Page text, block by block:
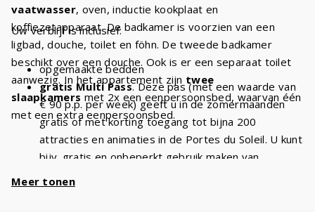
vaatwasser, oven, inductie kookplaat en
koffiezetapparaat. De badkamer is voorzien van een
ligbad, douche, toilet en föhn. De tweede badkamer
beschikt over een douche. Ook is er een separaat toilet
aanwezig. In het appartement zijn twee
slaapkamers met 2x een eenpersoonsbed, waarvan één
met een extra eenpersoonsbed.
Uw verblijf is inclusief:
opgemaakte bedden
gratis Multi Pass. Deze pas (met een waarde van
€ 90 p.p. per week) geeft u in de zomermaanden
gratis of met korting toegang tot bijna 200
attracties en animaties in de Portes du Soleil. U kunt
bijv. gratis en onbeperkt gebruik maken van
Meer tonen